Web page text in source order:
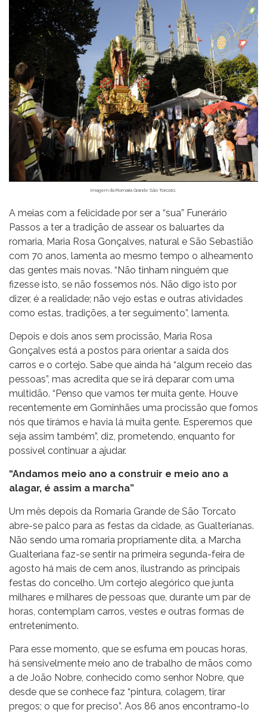
Imagem da Romaria Grande São Torcato.
A meias com a felicidade por ser a “sua” Funerário
Passos a ter a tradição de assear os baluartes da
romaria, Maria Rosa Gonçalves, natural e São Sebastião
com 70 anos, lamenta ao mesmo tempo o alheamento
das gentes mais novas. “Não tinham ninguém que
fizesse isto, se não fossemos nós. Não digo isto por
dizer, é a realidade; não vejo estas e outras atividades
como estas, tradições, a ter seguimento”, lamenta.
Depois e dois anos sem procissão, Maria Rosa
Gonçalves está a postos para orientar a saída dos
carros e o cortejo. Sabe que ainda há “algum receio das
pessoas”, mas acredita que se irá deparar com uma
multidão. “Penso que vamos ter muita gente. Houve
recentemente em Gominhães uma procissão que fomos
nós que tirámos e havia lá muita gente. Esperemos que
seja assim também”, diz, prometendo, enquanto for
possível continuar a ajudar.
“Andamos meio ano a construir e meio ano a
alagar, é assim a marcha”
Um mês depois da Romaria Grande de São Torcato
abre-se palco para as festas da cidade, as Gualterianas.
Não sendo uma romaria propriamente dita, a Marcha
Gualteriana faz-se sentir na primeira segunda-feira de
agosto há mais de cem anos, ilustrando as principais
festas do concelho. Um cortejo alegórico que junta
milhares e milhares de pessoas que, durante um par de
horas, contemplam carros, vestes e outras formas de
entretenimento.
Para esse momento, que se esfuma em poucas horas,
há sensivelmente meio ano de trabalho de mãos como
a de João Nobre, conhecido como senhor Nobre, que
desde que se conhece faz “pintura, colagem, tirar
pregos; o que for preciso”. Aos 86 anos encontramo-lo